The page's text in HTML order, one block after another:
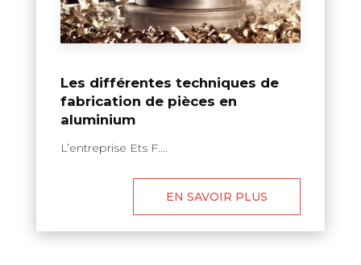
Les différentes techniques de
fabrication de pièces en
aluminium
L’entreprise Ets F....
EN SAVOIR PLUS